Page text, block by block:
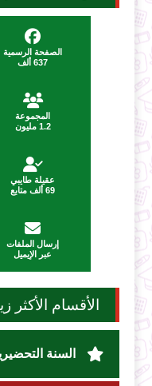
الصفحة الرسمية
637 ألف
المجموعة
1.2 مليون
عقيلة طايبي
69 ألف متابع
إرسال الملفات
عبر الإيميل
الأقسام الأكثر
السنة